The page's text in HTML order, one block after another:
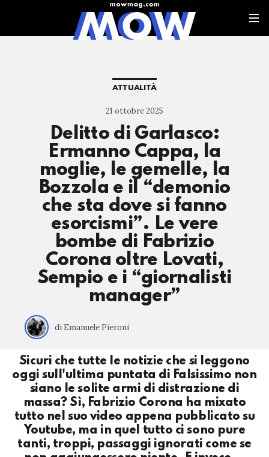
ATTUALITÀ
21 ottobre 2025
Delitto di Garlasco:
Ermanno Cappa, la
moglie, le gemelle, la
Bozzola e il “demonio
che sta dove si fanno
esorcismi”. Le vere
bombe di Fabrizio
Corona oltre Lovati,
Sempio e i “giornalisti
manager”
di Emanuele Pieroni
Sicuri che tutte le notizie che si leggono
oggi sull'ultima puntata di Falsissimo non
siano le solite armi di distrazione di
massa? Sì, Fabrizio Corona ha mixato
tutto nel suo video appena pubblicato su
Youtube, ma in quel tutto ci sono pure
tanti, troppi, passaggi ignorati come se